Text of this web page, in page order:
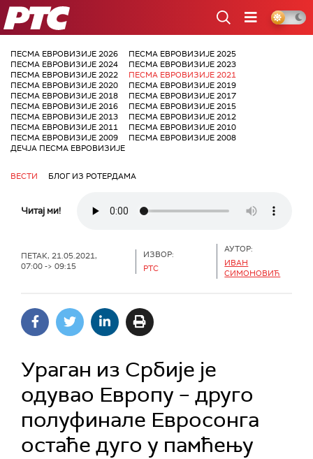
РТС
ПЕСМА ЕВРОВИЗИЈЕ 2026
ПЕСМА ЕВРОВИЗИЈЕ 2025
ПЕСМА ЕВРОВИЗИЈЕ 2024
ПЕСМА ЕВРОВИЗИЈЕ 2023
ПЕСМА ЕВРОВИЗИЈЕ 2022
ПЕСМА ЕВРОВИЗИЈЕ 2021
ПЕСМА ЕВРОВИЗИЈЕ 2020
ПЕСМА ЕВРОВИЗИЈЕ 2019
ПЕСМА ЕВРОВИЗИЈЕ 2018
ПЕСМА ЕВРОВИЗИЈЕ 2017
ПЕСМА ЕВРОВИЗИЈЕ 2016
ПЕСМА ЕВРОВИЗИЈЕ 2015
ПЕСМА ЕВРОВИЗИЈЕ 2013
ПЕСМА ЕВРОВИЗИЈЕ 2012
ПЕСМА ЕВРОВИЗИЈЕ 2011
ПЕСМА ЕВРОВИЗИЈЕ 2010
ПЕСМА ЕВРОВИЗИЈЕ 2009
ПЕСМА ЕВРОВИЗИЈЕ 2008
ДЕЧЈА ПЕСМА ЕВРОВИЗИЈЕ
ВЕСТИ БЛОГ ИЗ РОТЕРДАМА
Читај ми!
ПЕТАК, 21.05.2021,
07:00 -> 09:15
ИЗВОР:
РТС
АУТОР:
ИВАН
СИМОНОВИЋ
Ураган из Србије је
одувао Европу – друго
полуфинале Евросонга
остаће дуго у памћењу